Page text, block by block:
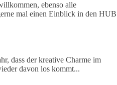
ebenso alle
mal einen Einblick in den HUB
dass der kreative Charme im
davon los kommt...